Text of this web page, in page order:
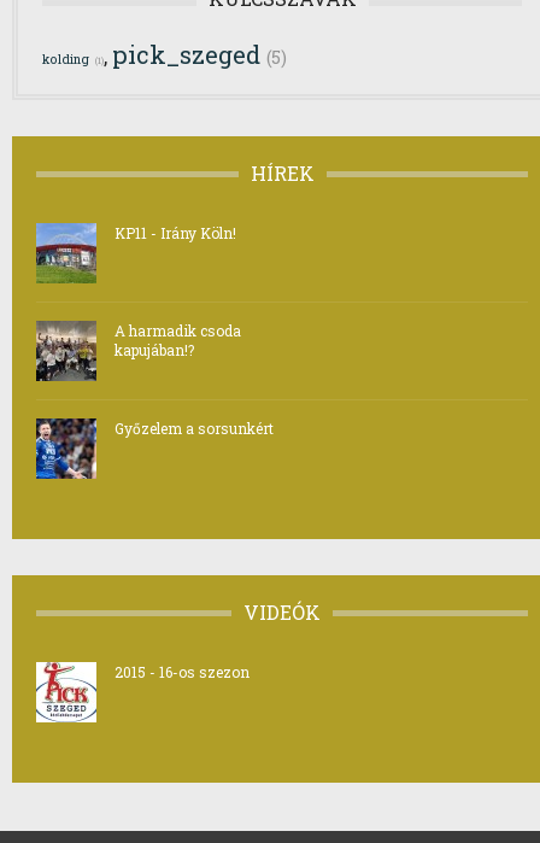
kolding (1), pick_szeged (5)
HÍREK
KP11 - Irány Köln!
A harmadik csoda
kapujában!?
Győzelem a sorsunkért
VIDEÓK
2015 - 16-os szezon